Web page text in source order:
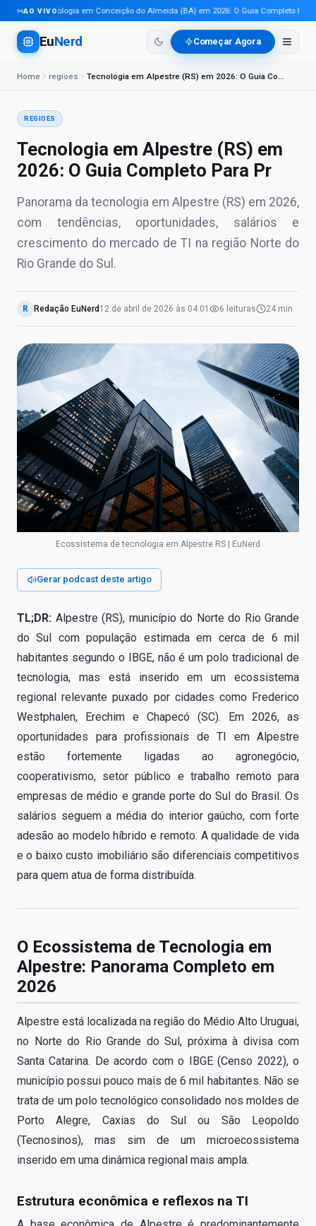
AO VIVO
Tecnologia em Conceição do Almeida (BA) em 2026: O Guia Completo Para
EuNerd Começar Agora
Home regioes Tecnologia em Alpestre (RS) em 2026: O Guia Completo Para Pr
REGIOES
Tecnologia em Alpestre (RS) em
2026: O Guia Completo Para Pr
Panorama da tecnologia em Alpestre (RS) em 2026,
com tendências, oportunidades, salários e
crescimento do mercado de TI na região Norte do
Rio Grande do Sul.
R Redação EuNerd 12 de abril de 2026 às 04:01 6 leituras 24 min
Ecossistema de tecnologia em Alpestre RS | EuNerd
Gerar podcast deste artigo
TL;DR: Alpestre (RS), município do Norte do Rio Grande
do Sul com população estimada em cerca de 6 mil
habitantes segundo o IBGE, não é um polo tradicional de
tecnologia, mas está inserido em um ecossistema
regional relevante puxado por cidades como Frederico
Westphalen, Erechim e Chapecó (SC). Em 2026, as
oportunidades para profissionais de TI em Alpestre
estão fortemente ligadas ao agronegócio,
cooperativismo, setor público e trabalho remoto para
empresas de médio e grande porte do Sul do Brasil. Os
salários seguem a média do interior gaúcho, com forte
adesão ao modelo híbrido e remoto. A qualidade de vida
e o baixo custo imobiliário são diferenciais competitivos
para quem atua de forma distribuída.
O Ecossistema de Tecnologia em
Alpestre: Panorama Completo em
2026
Alpestre está localizada na região do Médio Alto Uruguai,
no Norte do Rio Grande do Sul, próxima à divisa com
Santa Catarina. De acordo com o IBGE (Censo 2022), o
município possui pouco mais de 6 mil habitantes. Não se
trata de um polo tecnológico consolidado nos moldes de
Porto Alegre, Caxias do Sul ou São Leopoldo
(Tecnosinos), mas sim de um microecossistema
inserido em uma dinâmica regional mais ampla.
Estrutura econômica e reflexos na TI